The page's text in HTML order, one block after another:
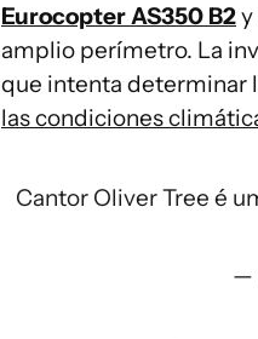
Eurocopter AS350 B2y
amplio perímetro. La
que intenta determinar
las condiciones
Cantor Oliver Tree é
—